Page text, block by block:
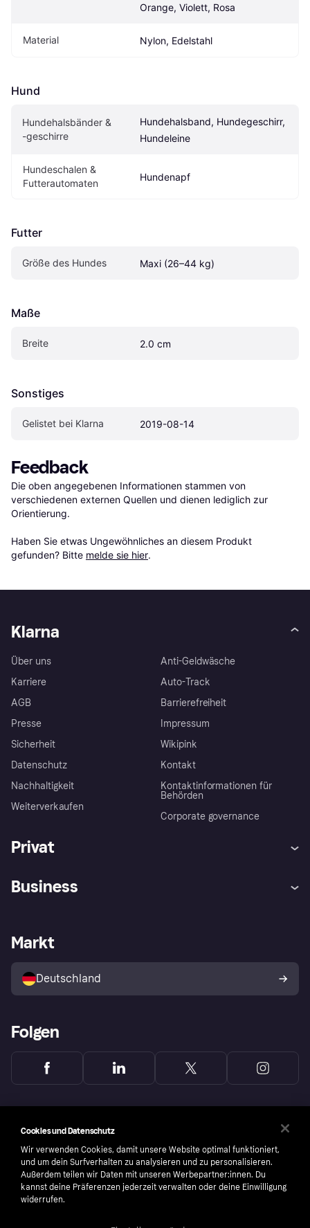
Orange, Violett, Rosa
Material Nylon, Edelstahl
Hund
Hundehalsbänder &
-geschirre
Hundehalsband, Hundegeschirr,
Hundeleine
Hundeschalen &
Futterautomaten
Hundenapf
Futter
Größe des Hundes Maxi (26–44 kg)
Maße
Breite 2.0 cm
Sonstiges
Gelistet bei Klarna 2019-08-14
Feedback
Die oben angegebenen Informationen stammen von
verschiedenen externen Quellen und dienen lediglich zur
Orientierung.
Haben Sie etwas Ungewöhnliches an diesem Produkt
gefunden? Bitte melde sie hier.
Klarna
Über uns
Karriere
AGB
Presse
Sicherheit
Datenschutz
Nachhaltigkeit
Weiterverkaufen
Anti-Geldwäsche
Auto-Track
Barrierefreiheit
Impressum
Wikipink
Kontakt
Kontaktinformationen für
Behörden
Corporate governance
Privat
Klarna App
Shops entdecken
Käuferschutzrichtlinie
Dein Widerrufsrecht
Business
Händlerportal
Markt
Deutschland
Folgen
Cookies und Datenschutz
Wir verwenden Cookies, damit unsere Website optimal funktioniert,
und um dein Surfverhalten zu analysieren und zu personalisieren.
Außerdem teilen wir Daten mit unseren Werbepartner:innen. Du
kannst deine Präferenzen jederzeit verwalten oder deine Einwilligung
widerrufen.